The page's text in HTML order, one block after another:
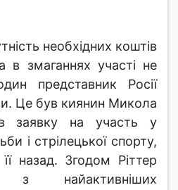
необхідних коштів
в змаганнях участі не
представник Росії
Це був киянин Микола
заявку на участь у
і стрілецької спорту,
назад. Згодом Ріттер
найактивніших